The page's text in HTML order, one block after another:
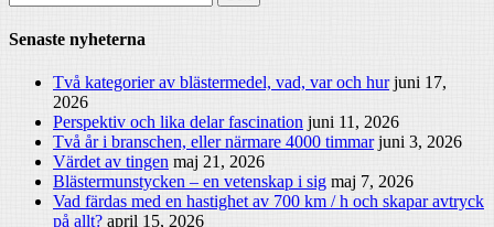
efter:
Senaste nyheterna
Två kategorier av blästermedel, vad, var och hur juni 17,
2026
Perspektiv och lika delar fascination juni 11, 2026
Två år i branschen, eller närmare 4000 timmar juni 3, 2026
Värdet av tingen maj 21, 2026
Blästermunstycken – en vetenskap i sig maj 7, 2026
Vad färdas med en hastighet av 700 km / h och skapar avtryck
på allt? april 15, 2026